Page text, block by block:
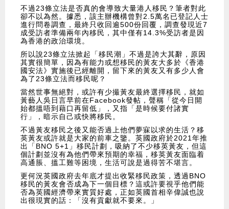
不過23條立法是否真的會導致大量港人移民？筆者對此
卻不以為然。據悉，該主辦機構曾對2.5萬名已登記人士
進行問卷調查，最終只收回逾500份回覆，調查發現近7
成受訪者準備兩年內移民，其中僅有14.3%受訪者是因
為香港的政治環境。
所以說23條立法掀起「移民潮」不過是誇大其辭，原因
其實很簡單，因為有能力或想移民的黃友大多於《香港
國安法》實施後已經離開，留下來的黃友又有多少人會
為了23條立法而移民呢？
當然世事無絕對，或許有少撮黃友最終選擇移民，就如
黃藝人吳日言早前在Facebook發帖，聲稱「從今日開
始都搵唔到藉口再留低」，又指「是時候要付諸實
行」，暗示自己或快將移民。
不過黃友移民之後又能否過上他們夢寐以求的生活？移
英黃友或許就是大家的前車之鑒。英國政府於2021年推
出「BNO 5+1」移民計劃，吸納了不少移英黃友，但這
個計劃並沒有為他們帶來預期的幸福，移英黃友面臨着
高通脹、搵工難等困境，生活可說是過得苦不堪言。
更何況英國政府去年底才提出收緊移民政策，透過BNO
移民的黃友會否成為下一個目標？這或許要視乎他們能
否為英國經濟帶來實質好處，正如英國首相辛偉誠也說
出很現實的話：「沒有貢獻就不要來。」